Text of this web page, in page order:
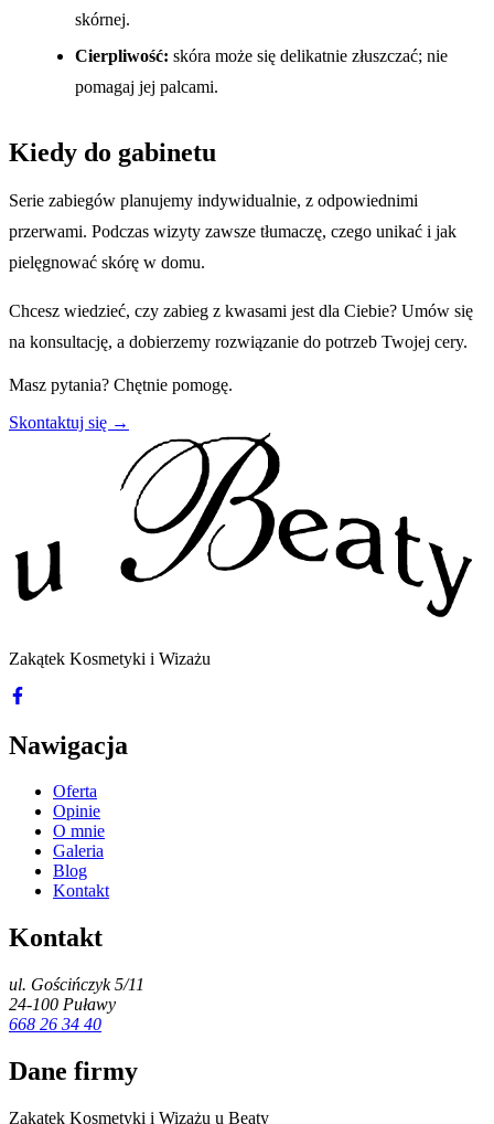
skórnej.
Cierpliwość: skóra może się delikatnie złuszczać; nie
pomagaj jej palcami.
Kiedy do gabinetu
Serie zabiegów planujemy indywidualnie, z odpowiednimi
przerwami. Podczas wizyty zawsze tłumaczę, czego unikać i jak
pielęgnować skórę w domu.
Chcesz wiedzieć, czy zabieg z kwasami jest dla Ciebie? Umów się
na konsultację, a dobierzemy rozwiązanie do potrzeb Twojej cery.
Masz pytania? Chętnie pomogę.
Skontaktuj się →
Zakątek Kosmetyki i Wizażu
Nawigacja
Oferta
Opinie
O mnie
Galeria
Blog
Kontakt
Kontakt
ul. Gościńczyk 5/11
24-100 Puławy
668 26 34 40
Dane firmy
Zakątek Kosmetyki i Wizażu u Beaty